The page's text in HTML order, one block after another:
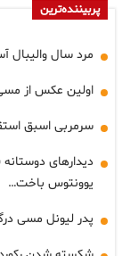
پربیننده‌ترین
مرد سال والیبال
اولین عکس از
سرمربی اسبق
دیدارهای
یوونتوس باخت…
پدر لیونل مسی